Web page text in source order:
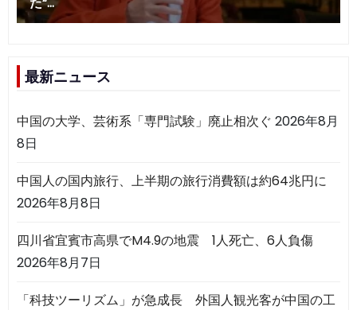
最新ニュース
中国の大学、芸術系「専門試験」廃止相次ぐ 2026年8月
8日
中国人の国内旅行、上半期の旅行消費額は約64兆円に
2026年8月8日
四川省宜賓市高県でM4.9の地震 1人死亡、6人負傷
2026年8月7日
「科技ツーリズム」が急成長 外国人観光客が中国の工